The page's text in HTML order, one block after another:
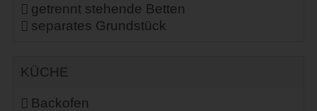
getrennt stehende Betten
separates Grundstück
KÜCHE
Backofen